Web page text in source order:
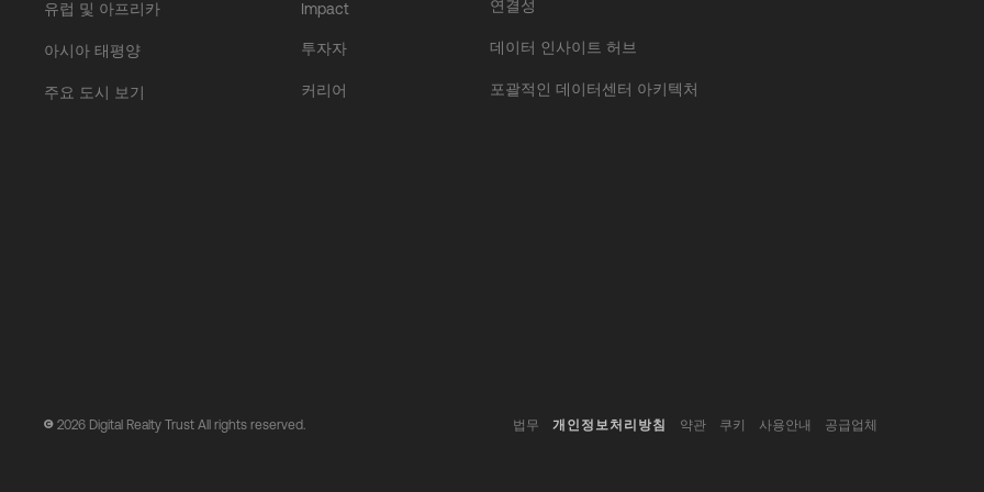
유럽 및 아프리카
아시아 태평양
주요 도시 보기
Impact
투자자
커리어
연결성
데이터 인사이트 허브
포괄적인 데이터센터 아키텍처
2026 Digital Realty Trust All rights reserved. 법무 개인정보처리방침 약관 쿠키 사용안내 공급업체